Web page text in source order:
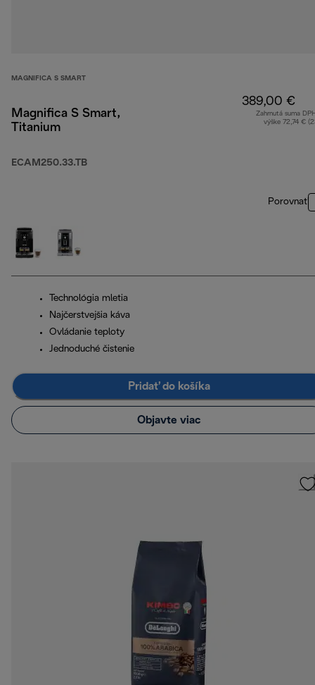
MAGNIFICA S SMART
Magnifica S Smart,
Titanium
ECAM250.33.TB
389,00 €
Zahrnutá suma
výške 72,74 €
Porovnať
Technológia mletia
Najčerstvejšia káva
Ovládanie teploty
Jednoduché čistenie
Pridať do košíka
Objavte viac